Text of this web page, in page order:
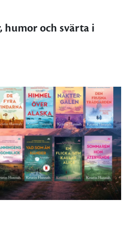
humor och svärta i